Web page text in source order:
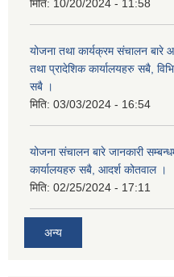
मिति: 10/20/2024 - 11:58
योजना तथा कार्यक्रम संचालन बारे
तथा प्रादेशिक कार्यालयहरु सबै,
सबै ।
मिति: 03/03/2024 - 16:54
योजना संचालन बारे जानकारी
कार्यालयहरु सबै, आदर्श कोतवाल ।
मिति: 02/25/2024 - 17:11
अन्य